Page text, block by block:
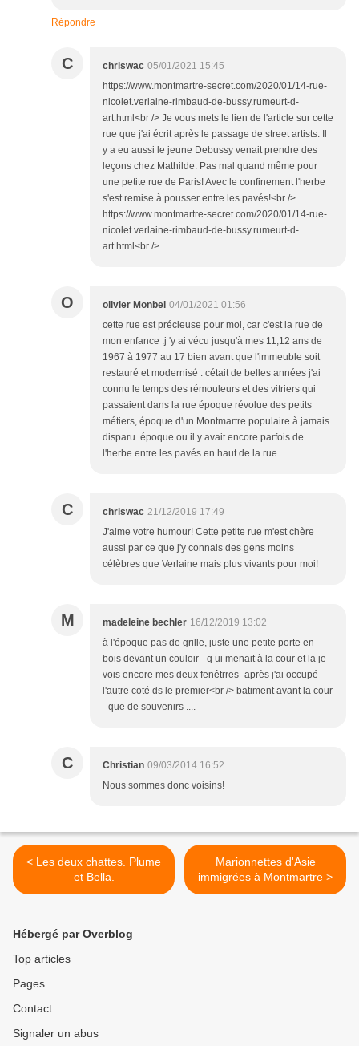
Répondre
C chriswac 05/01/2021 15:45
https://www.montmartre-secret.com/2020/01/14-rue-
nicolet.verlaine-rimbaud-de-bussy.rumeurt-d-
art.html<br /> Je vous mets le lien de l'article sur cette
rue que j'ai écrit après le passage de street artists. Il
y a eu aussi le jeune Debussy venait prendre des
leçons chez Mathilde. Pas mal quand même pour
une petite rue de Paris! Avec le confinement l'herbe
s'est remise à pousser entre les pavés!<br />
https://www.montmartre-secret.com/2020/01/14-rue-
nicolet.verlaine-rimbaud-de-bussy.rumeurt-d-
art.html<br />
O olivier Monbel 04/01/2021 01:56
cette rue est précieuse pour moi, car c'est la rue de
mon enfance .j 'y ai vécu jusqu'à mes 11,12 ans de
1967 à 1977 au 17 bien avant que l'immeuble soit
restauré et modernisé . cétait de belles années j'ai
connu le temps des rémouleurs et des vitriers qui
passaient dans la rue époque révolue des petits
métiers, époque d'un Montmartre populaire à jamais
disparu. époque ou il y avait encore parfois de
l'herbe entre les pavés en haut de la rue.
C chriswac 21/12/2019 17:49
J'aime votre humour! Cette petite rue m'est chère
aussi par ce que j'y connais des gens moins
célèbres que Verlaine mais plus vivants pour moi!
M madeleine bechler 16/12/2019 13:02
à l'époque pas de grille, juste une petite porte en
bois devant un couloir - q ui menait à la cour et la je
vois encore mes deux fenêtrres -après j'ai occupé
l'autre coté ds le premier<br /> batiment avant la cour
- que de souvenirs ....
C Christian 09/03/2014 16:52
Nous sommes donc voisins!
< Les deux chattes. Plume
et Bella.
Marionnettes d'Asie
immigrées à Montmartre >
Hébergé par Overblog
Top articles
Pages
Contact
Signaler un abus